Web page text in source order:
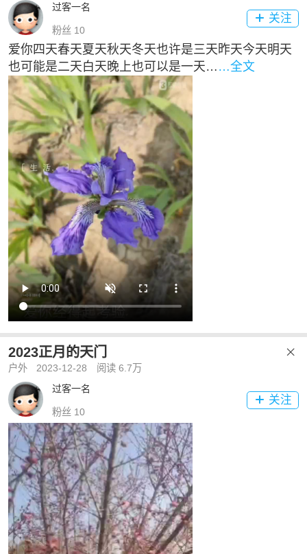
过客一名
粉丝 10
 关注
爱你四天春天夏天秋天冬天也许是三天昨天今天明天
也可能是二天白天晚上也可以是一天… …全文
2023正月的天门 
户外 2023-12-28
阅读 6.7万
过客一名
粉丝 10
 关注